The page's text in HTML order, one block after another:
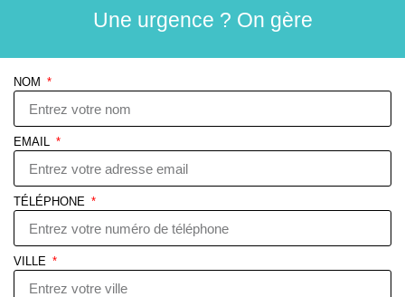
Une urgence ? On gère
NOM
EMAIL
TÉLÉPHONE
VILLE